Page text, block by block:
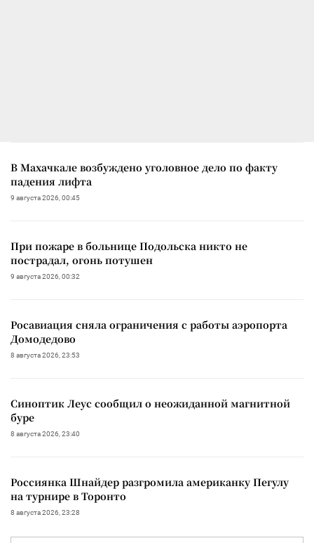
В Махачкале возбуждено уголовное дело по факту
падения лифта
9 августа 2026, 00:45
При пожаре в больнице Подольска никто не
пострадал, огонь потушен
9 августа 2026, 00:32
Росавиация сняла ограничения с работы аэропорта
Домодедово
8 августа 2026, 23:53
Синоптик Леус сообщил о неожиданной магнитной
буре
8 августа 2026, 23:40
Россиянка Шнайдер разгромила американку Пегулу
на турнире в Торонто
8 августа 2026, 23:28